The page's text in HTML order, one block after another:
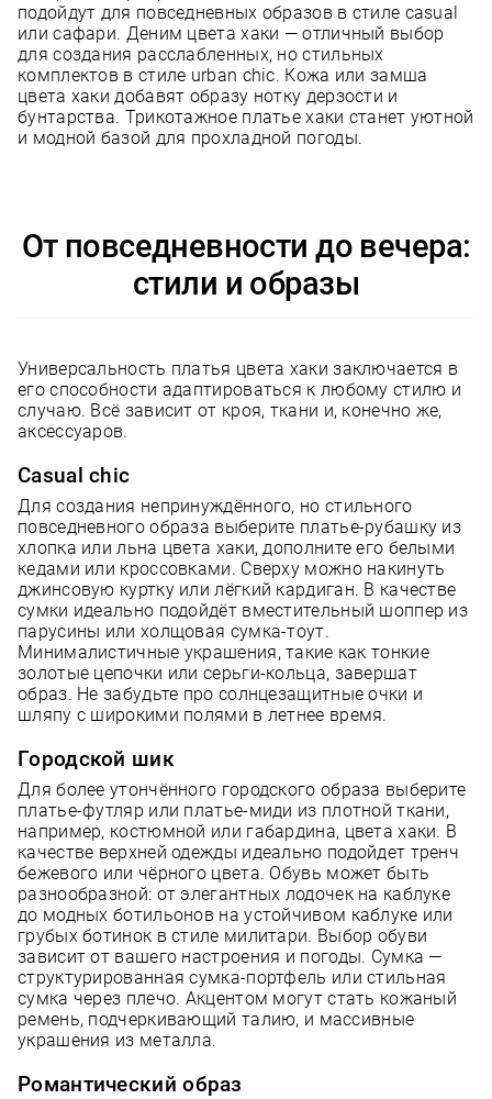
подойдут для повседневных образов в стиле casual
или сафари. Деним цвета хаки — отличный выбор
для создания расслабленных, но стильных
комплектов в стиле urban chic. Кожа или замша
цвета хаки добавят образу нотку дерзости и
бунтарства. Трикотажное платье хаки станет уютной
и модной базой для прохладной погоды.
От повседневности до вечера:
стили и образы
Универсальность платья цвета хаки заключается в
его способности адаптироваться к любому стилю и
случаю. Всё зависит от кроя, ткани и, конечно же,
аксессуаров.
Casual chic
Для создания непринуждённого, но стильного
повседневного образа выберите платье-рубашку из
хлопка или льна цвета хаки, дополните его белыми
кедами или кроссовками. Сверху можно накинуть
джинсовую куртку или лёгкий кардиган. В качестве
сумки идеально подойдёт вместительный шоппер из
парусины или холщовая сумка-тоут.
Минималистичные украшения, такие как тонкие
золотые цепочки или серьги-кольца, завершат
образ. Не забудьте про солнцезащитные очки и
шляпу с широкими полями в летнее время.
Городской шик
Для более утончённого городского образа выберите
платье-футляр или платье-миди из плотной ткани,
например, костюмной или габардина, цвета хаки. В
качестве верхней одежды идеально подойдет тренч
бежевого или чёрного цвета. Обувь может быть
разнообразной: от элегантных лодочек на каблуке
до модных ботильонов на устойчивом каблуке или
грубых ботинок в стиле милитари. Выбор обуви
зависит от вашего настроения и погоды. Сумка —
структурированная сумка-портфель или стильная
сумка через плечо. Акцентом могут стать кожаный
ремень, подчеркивающий талию, и массивные
украшения из металла.
Романтический образ